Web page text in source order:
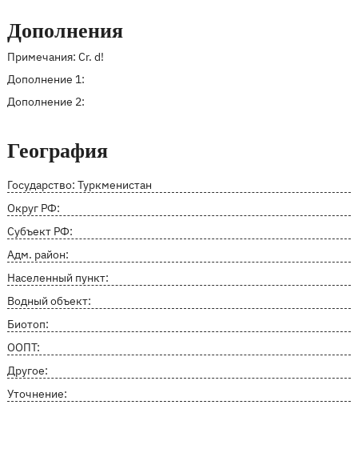
Дополнения
Примечания: Cr. d!
Дополнение 1:
Дополнение 2:
География
Государство: Туркменистан
Округ РФ:
Субъект РФ:
Адм. район:
Населенный пункт:
Водный объект:
Биотоп:
ООПТ:
Другое:
Уточнение: